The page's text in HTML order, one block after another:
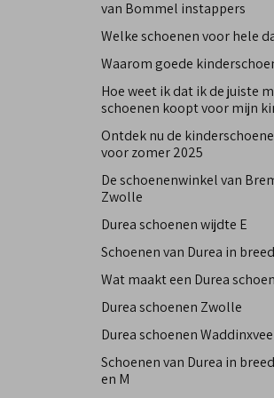
van Bommel instappers
Welke schoenen voor hele
Waarom goede
Hoe weet ik dat ik de juiste
schoenen koopt voor mijn
Ontdek nu de
voor zomer 2025
De schoenenwinkel van
Zwolle
Durea schoenen wijdte E
Schoenen van Durea in
Wat maakt een Durea
Durea schoenen Zwolle
Durea schoenen
Schoenen van Durea in
en M